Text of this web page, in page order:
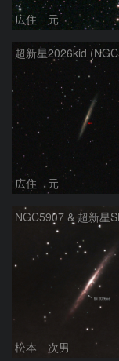
広住 元
広住 元
松本 次男